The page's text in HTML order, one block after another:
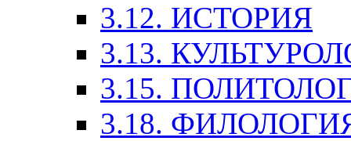
3.12. ИСТОРИЯ
3.13.
3.15.
3.18.